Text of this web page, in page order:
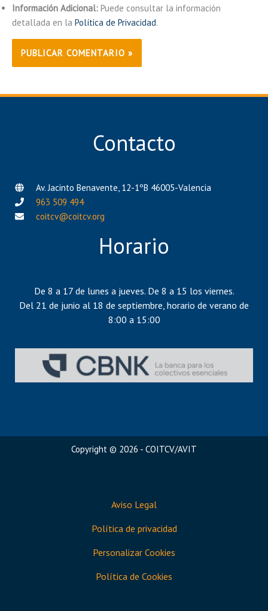
Información Adicional: Puede consultar la información
detallada en la Política de Privacidad.
Contacto
Av. Jacinto Benavente, 12-1ºB 46005-Valencia
963 509 494
coitcv@coitcv.org
Horario
De 8 a 17 de lunes a jueves. De 8 a 15 los viernes.
Del 21 de junio al 18 de septiembre, horario de verano de
8:00 a 15:00
Copyright © 2026 - COITCV/AVIT
Aviso Legal
Política de privacidad
Personalizar Cookies
Política de Cookies